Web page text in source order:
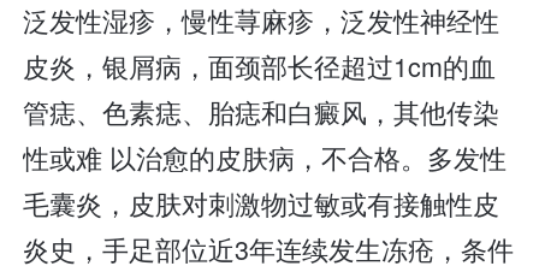
泛发性湿疹，慢性荨麻疹，泛发性神经性
皮炎，银屑病，面颈部长径超过1cm的血
管痣、色素痣、胎痣和白癜风，其他传染
性或难 以治愈的皮肤病，不合格。多发性
毛囊炎，皮肤对刺激物过敏或有接触性皮
炎史，手足部位近3年连续发生冻疮，条件